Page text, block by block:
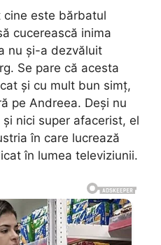
este bărbatul
cucerească inima
nu și-a dezvăluit
Se pare că acesta
și cu mult bun simț,
pe Andreea. Deși nu
nici super afacerist, el
în care lucrează
în lumea televiziunii.